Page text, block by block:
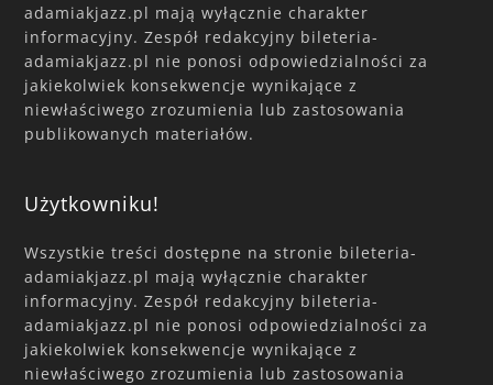
adamiakjazz.pl mają wyłącznie charakter
informacyjny. Zespół redakcyjny bileteria-
adamiakjazz.pl nie ponosi odpowiedzialności za
jakiekolwiek konsekwencje wynikające z
niewłaściwego zrozumienia lub zastosowania
publikowanych materiałów.
Użytkowniku!
Wszystkie treści dostępne na stronie bileteria-
adamiakjazz.pl mają wyłącznie charakter
informacyjny. Zespół redakcyjny bileteria-
adamiakjazz.pl nie ponosi odpowiedzialności za
jakiekolwiek konsekwencje wynikające z
niewłaściwego zrozumienia lub zastosowania